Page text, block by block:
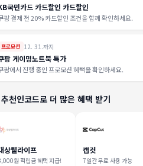
국민카드 카드할인 카드할인
팡 결제 전 20% 카드할인 조건을 함께 확인하세요.
프로모션 12. 31.까지
팡 게이밍노트북 특가
팡에서 진행 중인 프로모션 혜택을 확인하세요.
천인코드로 더 많은 혜택 받기
상웰라이프
원 적립금 혜택 지급!
캡컷
7일간 무료 사용 가능